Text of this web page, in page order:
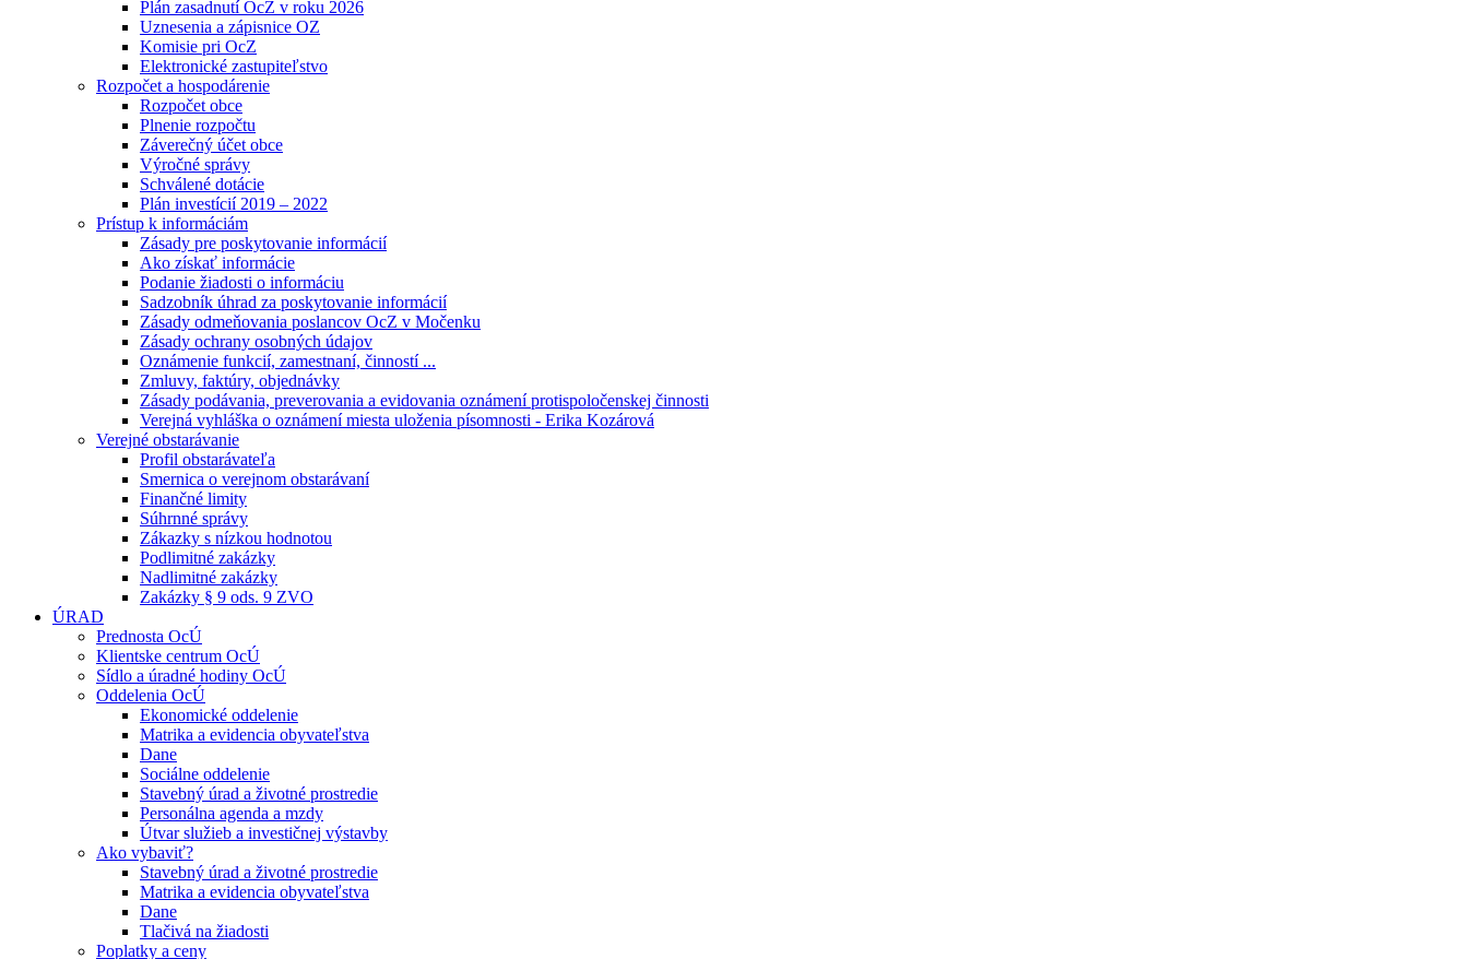
Plán zasadnutí OcZ v roku 2026
Uznesenia a zápisnice OZ
Komisie pri OcZ
Elektronické zastupiteľstvo
Rozpočet a hospodárenie
Rozpočet obce
Plnenie rozpočtu
Záverečný účet obce
Výročné správy
Schválené dotácie
Plán investícií 2019 – 2022
Prístup k informáciám
Zásady pre poskytovanie informácií
Ako získať informácie
Podanie žiadosti o informáciu
Sadzobník úhrad za poskytovanie informácií
Zásady odmeňovania poslancov OcZ v Močenku
Zásady ochrany osobných údajov
Oznámenie funkcií, zamestnaní, činností ...
Zmluvy, faktúry, objednávky
Zásady podávania, preverovania a evidovania oznámení protispoločenskej činnosti
Verejná vyhláška o oznámení miesta uloženia písomnosti - Erika Kozárová
Verejné obstarávanie
Profil obstarávateľa
Smernica o verejnom obstarávaní
Finančné limity
Súhrnné správy
Zákazky s nízkou hodnotou
Podlimitné zakázky
Nadlimitné zakázky
Zakázky § 9 ods. 9 ZVO
ÚRAD
Prednosta OcÚ
Klientske centrum OcÚ
Sídlo a úradné hodiny OcÚ
Oddelenia OcÚ
Ekonomické oddelenie
Matrika a evidencia obyvateľstva
Dane
Sociálne oddelenie
Stavebný úrad a životné prostredie
Personálna agenda a mzdy
Útvar služieb a investičnej výstavby
Ako vybaviť?
Stavebný úrad a životné prostredie
Matrika a evidencia obyvateľstva
Dane
Tlačivá na žiadosti
Poplatky a ceny